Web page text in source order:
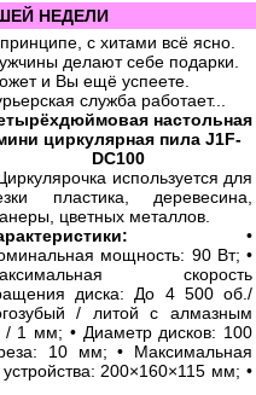
НЕДЕЛИ
с хитами всё ясно.
делают себе подарки.
и Вы ещё успеете.
служба работает...
настольная
циркулярная пила J1F-
DC100
используется для
пластика, деревесина,
цветных металлов.
•
мощность: 90 Вт; •
скорость
диска: До 4 500 об./
/ литой с алмазным
1 мм; • Диаметр дисков: 100
10 мм; • Максимальная
200×160×115 мм; •